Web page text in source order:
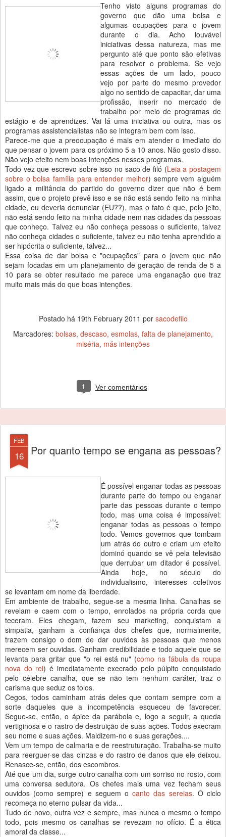
Tenho visto alguns programas do
governo que dão uma bolsa e
algumas ocupações para o jovem
durante o dia. Acho louvável
iniciativas dessa natureza, mas me
pergunto até que ponto são efetivas
para resolver o problema. Se vejo
essas ações de um lado, pouco
vejo por parte do mesmo provedor
algo no sentido de capacitar, dar uma
profissão, inserir no mercado de
trabalho por meio de programas de
estágio e de aprendizes. Vai lá uma iniciativa ou outra, mas os
programas assistencialistas não se integram bem com isso.
Parece-me que a preocupação é mais em atender o imediato do
que pensar o jovem para os próximo 5 a 10 anos. Não gosto disso.
Não vejo efeito nem boas intenções nesses programas.
Todo vez que escrevo sobre isso no saco de filó (Leia a postagem
sobre o bolsa família para entender melhor) sempre vem alguém
ligado a militância do partido do governo dizer que não é bem
assim, que o projeto prevê isso e se não está sendo feito na minha
cidade, eu deveria denunciar (EU??), mas o fato é que, pelo jeito,
não está sendo feito na minha cidade nem nas cidades da pessoas
que conheço. Talvez eu não conheça pessoas o suficiente, talvez
não conheça cidades o suficiente, talvez eu não tenha aprendido a
ser hipócrita o suficiente, talvez...
Essa coisa de dar bolsa e "ocupações" para o jovem que não
sejam focadas em um planejamento de geração de renda de 5 a
10 para se obter resultado me parece uma enganação que traz
muito mais más do que boas intenções.
Postado há 19th February 2011 por sacodefilo
Marcadores: bolsas descaso esmolas falta de planejamento
miséria más intenções
1 Ver comentários
FEB
16 Por quanto tempo se engana as pessoas?
É possível enganar todas as pessoas
durante parte do tempo ou enganar
parte das pessoas durante o tempo
todo, mas uma coisa é impossível:
enganar todas as pessoas o tempo
todo. Vemos governos que tombam
um atrás do outro e criam um efeito
dominó quando se vê pela televisão
que derrubar um ditador é possível.
Ainda hoje, no século do
individualismo, interesses coletivos
se levantam em nome da liberdade.
Em ambiente de trabalho, segue-se a mesma linha. Canalhas se
revelam e caem com o tempo, enrolados na própria corda que
teceram. Eles chegam, fazem seu marketing, conquistam a
simpatia, ganham a confiança dos chefes que, normalmente,
trazem consigo o dom de dar ouvidos às pessoas que menos
merecem ser ouvidas. Ganham credibilidade e todo aquele que se
levanta para gritar que "o rei está nu" (como na fábula da roupa
nova do rei) é imediatamente execrado pelo púlpito conquistado
pelo célebre canalha, que se não tem nenhum caráter, traz o
carisma que seduz os tolos.
Cegos, todos caminham atrás deles que contam sempre com a
sorte daqueles que a incompetência esqueceu de favorecer.
Segue-se, então, o ápice da parábola e, logo a seguir, a queda
vertiginosa e o rastro de destruição de suas ações. Todos execram
seu nome e suas ações. Maldizem-no e suas gerações....
Vem um tempo de calmaria e de reestruturação. Trabalha-se muito
para reerguer-se das cinzas e do rastro de danos que ele deixou.
Renasce-se, então, dos escombros.
Até que um dia, surge outro canalha com um sorriso no rosto, com
uma conversa sedutora. Os chefes mais uma vez fecham seus
ouvidos (como sempre) e seguem ocanto das sereias. O ciclo
recomeça no eterno pulsar da vida...
Tudo de novo, outra vez e sempre, mas nunca o mesmo o tempo
todo, pois mesmo os canalhas se revezam no ofício. É a ética
amoral da classe...